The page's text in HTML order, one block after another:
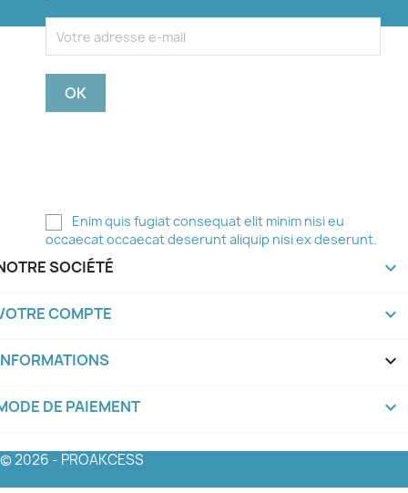
Enim quis fugiat consequat elit minim nisi eu
occaecat occaecat deserunt aliquip nisi ex deserunt.
SOCIÉTÉ 
COMPTE 
keyboard_arrow_down
DE PAIEMENT keyboard_arrow_down
© 2026 - PROAKCESS